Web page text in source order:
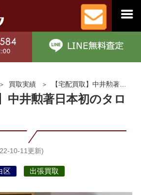
買取実績 【宅配買取】中井勲著日本初のタロットカード
中井勲著日本初のタロ
10-11更新)
区 出張買取